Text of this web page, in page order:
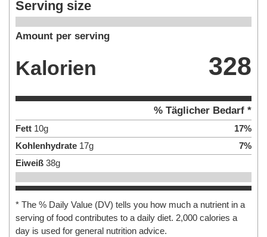
Serving size
Amount per serving
Kalorien 328
% Täglicher Bedarf *
Fett 10g 17%
Kohlenhydrate 17g 7%
Eiweiß 38g
* The % Daily Value (DV) tells you how much a nutrient in a
serving of food contributes to a daily diet. 2,000 calories a
day is used for general nutrition advice.